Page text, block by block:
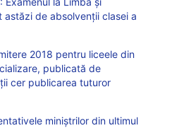
astăzi de absolvenții clasei a
2018 pentru liceele din
publicată de
cer publicarea tuturor
miniștrilor din ultimul